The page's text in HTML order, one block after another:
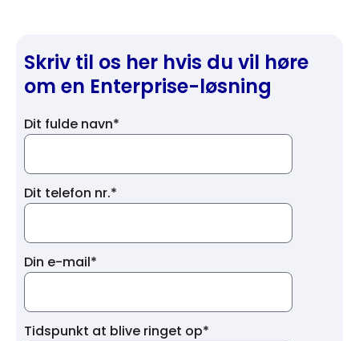
Skriv til os her hvis du vil høre
om en Enterprise-løsning
Dit fulde navn*
Dit telefon nr.*
Din e-mail*
Tidspunkt at blive ringet op*